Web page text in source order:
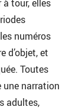
tour, elles
numéros
d’objet, et
Toutes
une narration
adultes,